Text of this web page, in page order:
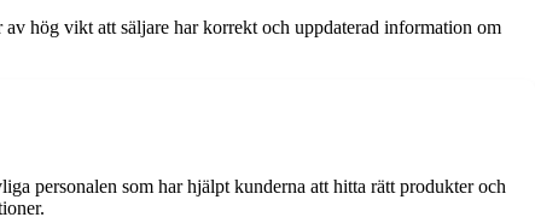
hög vikt att säljare har korrekt och uppdaterad information om
personalen som har hjälpt kunderna att hitta rätt produkter och